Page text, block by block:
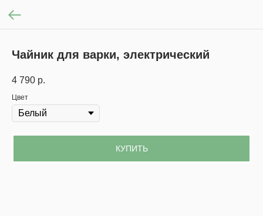
Чайник для варки, электрический
4 790 р.
Цвет
КУПИТЬ